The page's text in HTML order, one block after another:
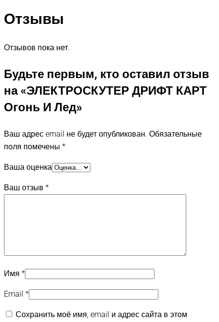
Отзывы
Отзывов пока нет.
Будьте первым, кто оставил отзыв
на «ЭЛЕКТРОСКУТЕР ДРИФТ КАРТ
Огонь И Лед»
Ваш адрес email не будет опубликован. Обязательные
поля помечены *
Ваша оценка
Ваш отзыв *
Имя *
Email *
Сохранить моё имя, email и адрес сайта в этом